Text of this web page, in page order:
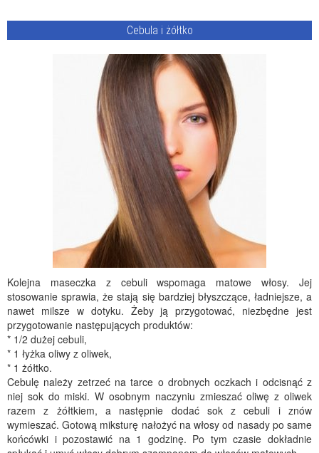
Cebula i żółtko
Kolejna maseczka z cebuli wspomaga matowe włosy. Jej
stosowanie sprawia, że stają się bardziej błyszczące, ładniejsze, a
nawet milsze w dotyku. Żeby ją przygotować, niezbędne jest
przygotowanie następujących produktów:
* 1/2 dużej cebuli,
* 1 łyżka oliwy z oliwek,
* 1 żółtko.
Cebulę należy zetrzeć na tarce o drobnych oczkach i odcisnąć z
niej sok do miski. W osobnym naczyniu zmieszać oliwę z oliwek
razem z żółtkiem, a następnie dodać sok z cebuli i znów
wymieszać. Gotową miksturę nałożyć na włosy od nasady po same
końcówki i pozostawić na 1 godzinę. Po tym czasie dokładnie